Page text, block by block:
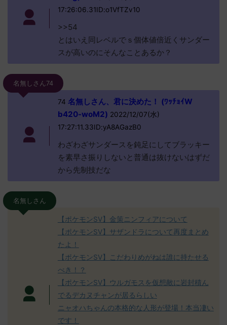
17:26:06.31ID:o1VfTZv10
>>54
とはいえ同レベルでｓ個体値倍近くサンダー
スが高いのにそんなことあるか？
名無しさん74
74 名無しさん、君に決めた！ (ﾜｯﾁｮｲW
b420-woM2) 2022/12/07(水)
17:27:11.33ID:yA8AGazB0
わざわざサンダースを鈍足にしてブラッキー
を素早さ振りしないと普通は抜けないはずだ
から先制技だな
名無しさん
【ポケモンSV】金策ニンフィアについて
【ポケモンSV】サザンドラについて再度まとめ
たよ！
【ポケモンSV】こだわりめがねは誰に持たせる
べき！？
【ポケモンSV】ウルガモスを仮想敵に岩封積ん
でるデカヌチャンが居るらしい
ニャオハちゃんの本格的な人形が登場！本当凄い
です！